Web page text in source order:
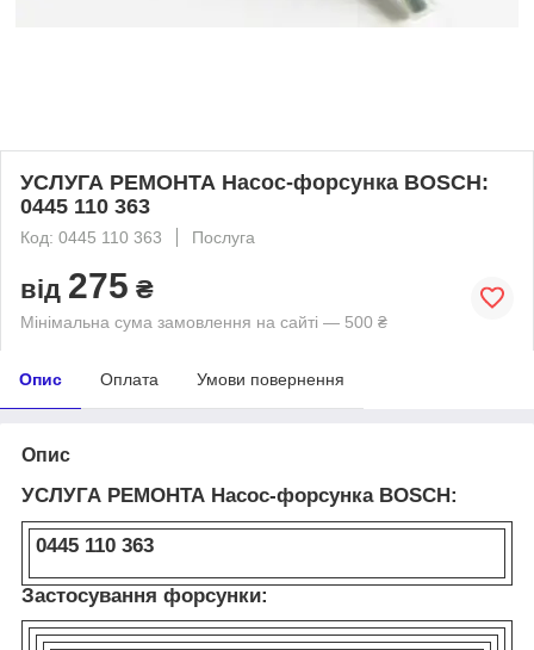
УСЛУГА РЕМОНТА Насос-форсунка BOSCH:
0445 110 363
Код: 0445 110 363 Послуга
від 275 ₴
Мінімальна сума замовлення на сайті — 500 ₴
Опис Оплата Умови повернення
Опис
УСЛУГА РЕМОНТА Насос-форсунка BOSCH:
0445 110 363
Застосування форсунки: